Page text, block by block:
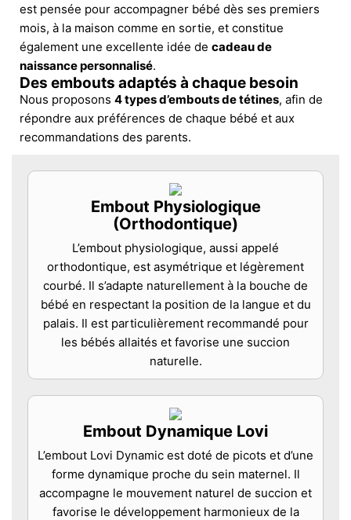
est pensée pour accompagner bébé dès ses premiers
mois, à la maison comme en sortie, et constitue
également une excellente idée de cadeau de
naissance personnalisé.
Des embouts adaptés à chaque besoin
Nous proposons 4 types d’embouts de tétines, afin de
répondre aux préférences de chaque bébé et aux
recommandations des parents.
Embout Physiologique
(Orthodontique)
L’embout physiologique, aussi appelé
orthodontique, est asymétrique et légèrement
courbé. Il s’adapte naturellement à la bouche de
bébé en respectant la position de la langue et du
palais. Il est particulièrement recommandé pour
les bébés allaités et favorise une succion
naturelle.
Embout Dynamique Lovi
L’embout Lovi Dynamic est doté de picots et d’une
forme dynamique proche du sein maternel. Il
accompagne le mouvement naturel de succion et
favorise le développement harmonieux de la